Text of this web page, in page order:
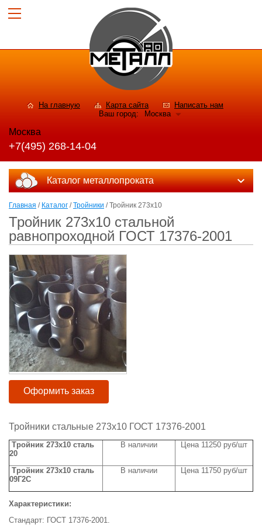
На главную Карта сайта
Написать нам
Ваш город:
Москва
Москва
+7(495) 268-14-04
Каталог металлопроката
Главная / Каталог /Тройники / Тройник 273х10
Тройник 273х10 стальной
равнопроходной ГОСТ 17376-2001
Оформить заказ
Тройники стальные 273х10 ГОСТ 17376-2001
Тройник 273х10 сталь
20
В наличии Цена 11250 руб/шт
Тройник 273х10 сталь
09Г2С
В наличии Цена 11750 руб/шт
Характеристики:
Стандарт: ГОСТ 17376-2001.